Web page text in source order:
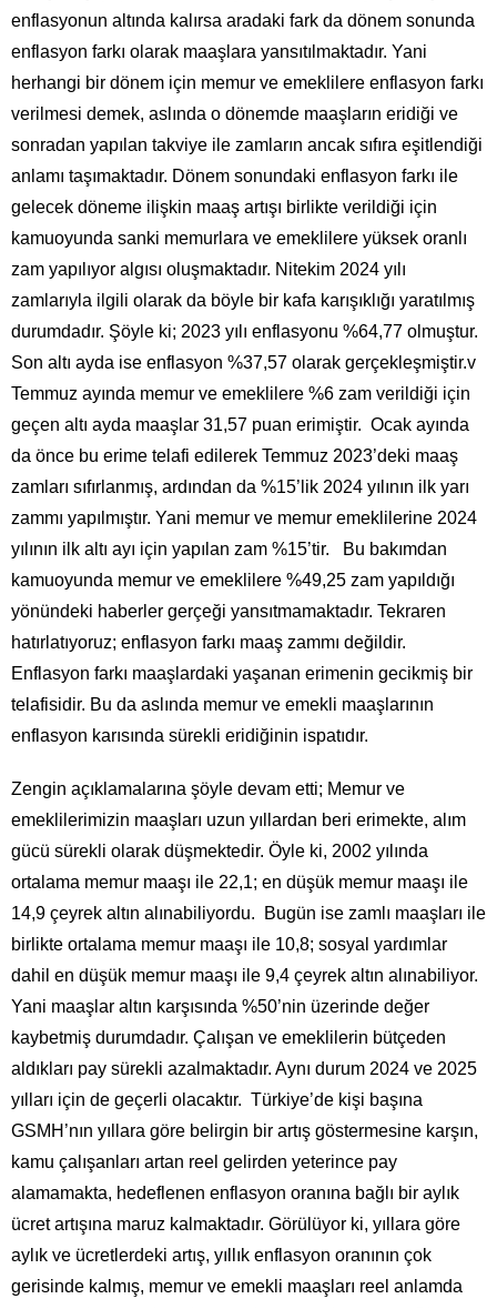
enflasyonun altında kalırsa aradaki fark da dönem sonunda
enflasyon farkı olarak maaşlara yansıtılmaktadır. Yani
herhangi bir dönem için memur ve emeklilere enflasyon farkı
verilmesi demek, aslında o dönemde maaşların eridiği ve
sonradan yapılan takviye ile zamların ancak sıfıra eşitlendiği
anlamı taşımaktadır. Dönem sonundaki enflasyon farkı ile
gelecek döneme ilişkin maaş artışı birlikte verildiği için
kamuoyunda sanki memurlara ve emeklilere yüksek oranlı
zam yapılıyor algısı oluşmaktadır. Nitekim 2024 yılı
zamlarıyla ilgili olarak da böyle bir kafa karışıklığı yaratılmış
durumdadır. Şöyle ki; 2023 yılı enflasyonu %64,77 olmuştur.
Son altı ayda ise enflasyon %37,57 olarak gerçekleşmiştir.v
Temmuz ayında memur ve emeklilere %6 zam verildiği için
geçen altı ayda maaşlar 31,57 puan erimiştir. Ocak ayında
da önce bu erime telafi edilerek Temmuz 2023’deki maaş
zamları sıfırlanmış, ardından da %15’lik 2024 yılının ilk yarı
zammı yapılmıştır. Yani memur ve memur emeklilerine 2024
yılının ilk altı ayı için yapılan zam %15’tir. Bu bakımdan
kamuoyunda memur ve emeklilere %49,25 zam yapıldığı
yönündeki haberler gerçeği yansıtmamaktadır. Tekraren
hatırlatıyoruz; enflasyon farkı maaş zammı değildir.
Enflasyon farkı maaşlardaki yaşanan erimenin gecikmiş bir
telafisidir. Bu da aslında memur ve emekli maaşlarının
enflasyon karısında sürekli eridiğinin ispatıdır.
Zengin açıklamalarına şöyle devam etti; Memur ve
emeklilerimizin maaşları uzun yıllardan beri erimekte, alım
gücü sürekli olarak düşmektedir. Öyle ki, 2002 yılında
ortalama memur maaşı ile 22,1; en düşük memur maaşı ile
14,9 çeyrek altın alınabiliyordu. Bugün ise zamlı maaşları ile
birlikte ortalama memur maaşı ile 10,8; sosyal yardımlar
dahil en düşük memur maaşı ile 9,4 çeyrek altın alınabiliyor.
Yani maaşlar altın karşısında %50’nin üzerinde değer
kaybetmiş durumdadır. Çalışan ve emeklilerin bütçeden
aldıkları pay sürekli azalmaktadır. Aynı durum 2024 ve 2025
yılları için de geçerli olacaktır. Türkiye’de kişi başına
GSMH’nın yıllara göre belirgin bir artış göstermesine karşın,
kamu çalışanları artan reel gelirden yeterince pay
alamamakta, hedeflenen enflasyon oranına bağlı bir aylık
ücret artışına maruz kalmaktadır. Görülüyor ki, yıllara göre
aylık ve ücretlerdeki artış, yıllık enflasyon oranının çok
gerisinde kalmış, memur ve emekli maaşları reel anlamda